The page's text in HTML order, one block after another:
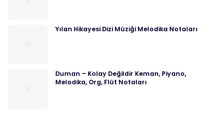
Yılan Hikayesi Dizi Müziği Melodika Notaları
Duman – Kolay Değildir Keman, Piyano,
Melodika, Org, Flüt Notaları